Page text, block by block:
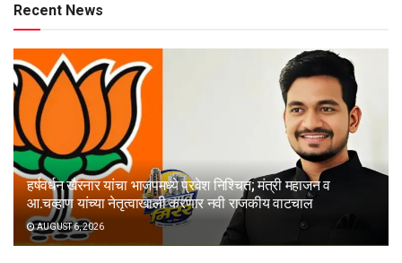
Recent News
हर्षवर्धन खैरनार यांचा भाजपमध्ये प्रवेश निश्चित; मंत्री महाजन व
आ.चव्हाण यांच्या नेतृत्वाखाली करणार नवी राजकीय वाटचाल
AUGUST 6, 2026